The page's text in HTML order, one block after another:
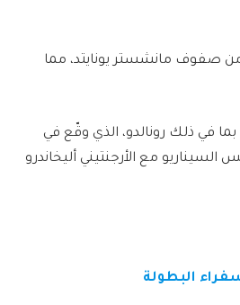
من صفوف مانشستر يونايتد، مما
في ذلك رونالدو، الذي وقّع في
نفس السيناريو مع الأرجنتيني أليخاندرو